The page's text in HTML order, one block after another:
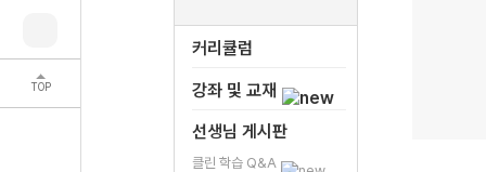
TOP
커리큘럼
강좌 및 교재
선생님 게시판
클린 학습 Q&A